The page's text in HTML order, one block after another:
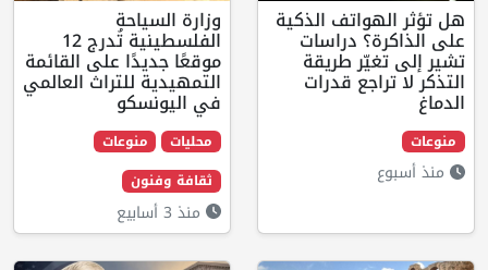
الذكية
دراسات
طريقة
قدرات
وزارة السياحة
الفلسطينية تُدرج 12
موقعًا جديدًا على القائمة
التمهيدية للتراث العالمي
في اليونسكو
منوعات